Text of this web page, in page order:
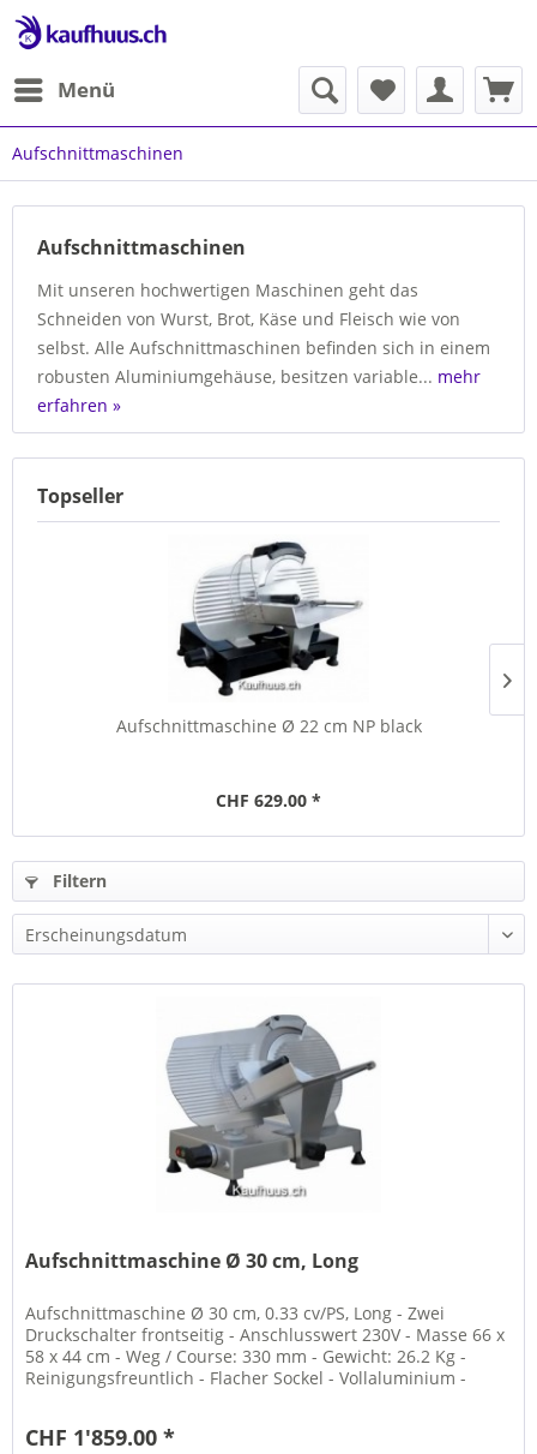
Menü
Aufschnittmaschinen
Aufschnittmaschinen
Mit unseren hochwertigen Maschinen geht das
Schneiden von Wurst, Brot, Käse und Fleisch wie von
selbst. Alle Aufschnittmaschinen befinden sich in einem
robusten Aluminiumgehäuse, besitzen variable... mehr
erfahren »
Topseller
Aufschnittmaschine Ø 22 cm NP black
CHF 629.00 *
Filtern
Aufschnittmaschine Ø 30 cm, Long
Aufschnittmaschine Ø 30 cm, 0.33 cv/PS, Long - Zwei
Druckschalter frontseitig - Anschlusswert 230V - Masse 66 x
58 x 44 cm - Weg / Course: 330 mm - Gewicht: 26.2 Kg -
Reinigungsfreuntlich - Flacher Sockel - Vollaluminium -
CHF 1'859.00 *